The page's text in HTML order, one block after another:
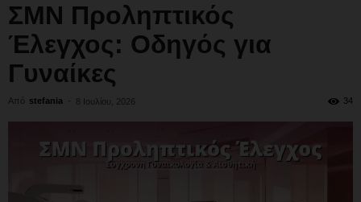
ΣΜΝ Προληπτικός
Έλεγχος: Οδηγός για
Γυναίκες
Από stefania - 8 Ιουλίου, 2026 34